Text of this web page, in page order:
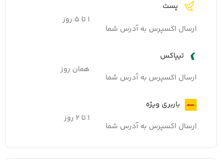
پست
ارسال اکسپرس به آدرس شما
۱ تا ۵ روز
تیپاکس
ارسال اکسپرس به آدرس شما
همان روز
باربری ویژه
ارسال اکسپرس به آدرس شما
۱ تا ۲ روز